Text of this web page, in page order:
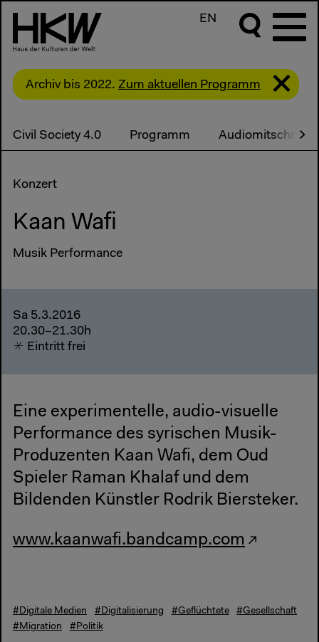
EN
Archiv bis 2022. Zum aktuellen Programm
Civil Society 4.0 Programm Audiomitschnitte
Konzert
Kaan Wafi
Musik Performance
Sa 5.3.2016
20.30–21.30h
Eintritt frei
Eine experimentelle, audio-visuelle
Performance des syrischen Musik-
Produzenten Kaan Wafi, dem Oud
Spieler Raman Khalaf und dem
Bildenden Künstler Rodrik Biersteker.
www.kaanwafi.bandcamp.com
#Digitale Medien #Digitalisierung #Geflüchtete
#Gesellschaft
#Migration
#Politik